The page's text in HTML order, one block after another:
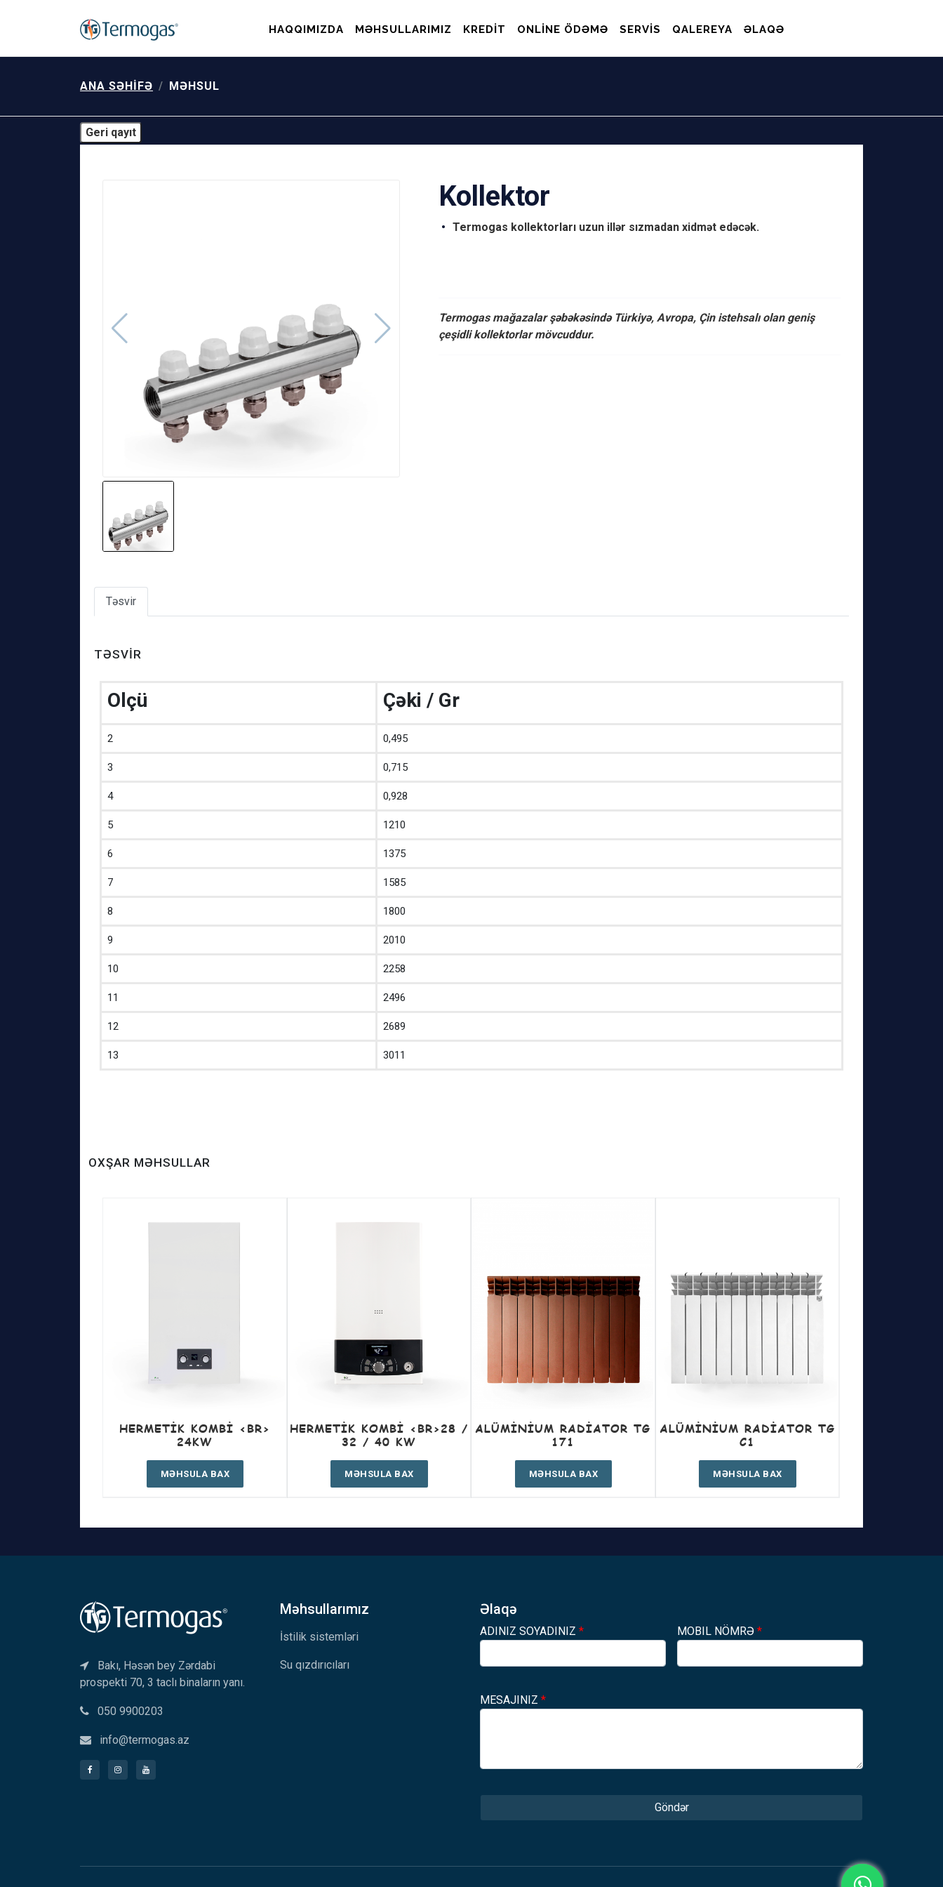
HAQQIMIZDA MƏHSULLARIMIZ KREDIT ONLINE ÖDƏMƏ SERVIS QALEREYA ƏLAQƏ
ANA SƏHIFƏ MƏHSUL
Geri qayıt
Kollektor
Termogas kollektorları uzun illər sızmadan xidmət edəcək.
Termogas mağazalar şəbəkəsində Türkiyə, Avropa, Çin istehsalı olan geniş
çeşidli kollektorlar mövcuddur.
Təsvir
TƏSVIR
Olçü Çəki / Gr
2 0,495
3 0,715
4 0,928
5 1210
6 1375
7 1585
8 1800
9 2010
10 2258
11 2496
12 2689
13 3011
OXŞAR MƏHSULLAR
HERMETIK KOMBI <BR>
24KW
MƏHSULA BAX
HERMETIK KOMBI <BR>28 /
32 / 40 KW
MƏHSULA BAX
ALÜMINIUM RADIATOR TG
171
MƏHSULA BAX
ALÜMINIUM RADIATOR TG
C1
MƏHSULA BAX
Bakı, Həsən bey Zərdabi
prospekti 70, 3 taclı binaların yanı.
050 9900203
info@termogas.az
Məhsullarımız
İstilik sistemləri
Su qızdırıcıları
Əlaqə
ADINIZ SOYADINIZ * MOBIL NÖMRƏ *
MESAJINIZ *
Göndər